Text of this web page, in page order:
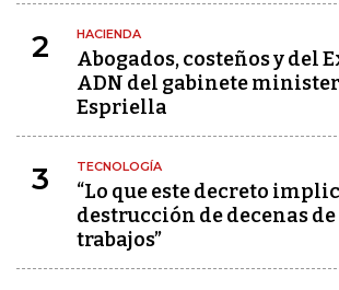
2 HACIENDA
Abogados, costeños y del
ADN del gabinete
Espriella
3 TECNOLOGÍA
“Lo que este decreto
destrucción de decenas
trabajos”